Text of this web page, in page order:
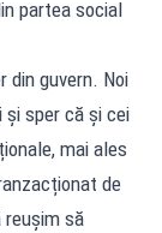
partea social
din guvern. Noi
și sper că și cei
mai ales
de
reușim să